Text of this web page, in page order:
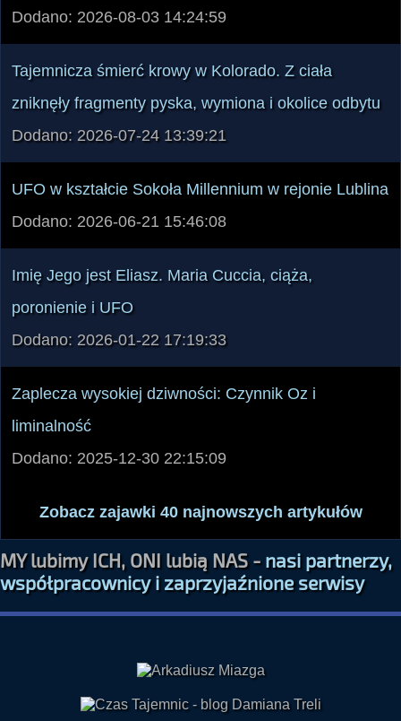
Dodano: 2026-08-03 14:24:59
Tajemnicza śmierć krowy w Kolorado. Z ciała
zniknęły fragmenty pyska, wymiona i okolice odbytu
Dodano: 2026-07-24 13:39:21
UFO w kształcie Sokoła Millennium w rejonie Lublina
Dodano: 2026-06-21 15:46:08
Imię Jego jest Eliasz. Maria Cuccia, ciąża,
poronienie i UFO
Dodano: 2026-01-22 17:19:33
Zaplecza wysokiej dziwności: Czynnik Oz i
liminalność
Dodano: 2025-12-30 22:15:09
Zobacz zajawki 40 najnowszych artykułów
MY lubimy ICH, ONI lubią NAS -nasi partnerzy,
współpracownicy i zaprzyjaźnione serwisy